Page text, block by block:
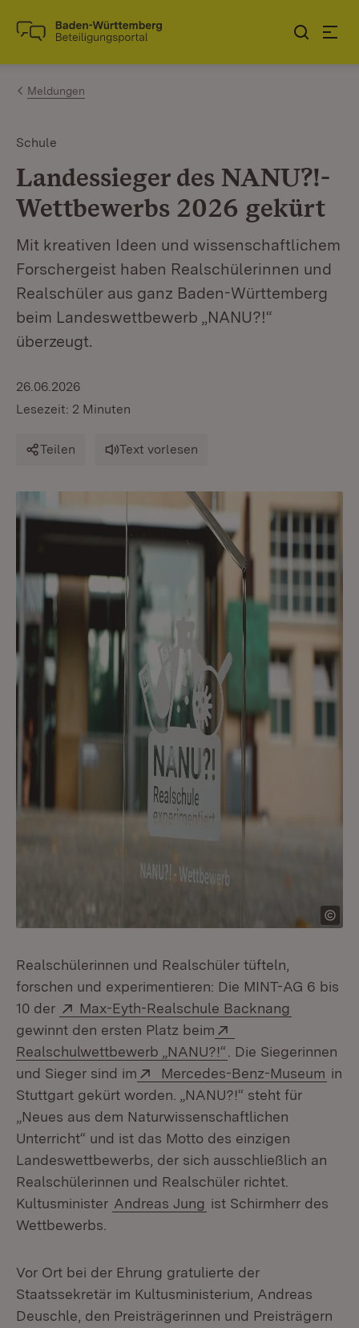
Zum Inhalt springen
Link zur Startseite
Meldungen
Schule
Landessieger des NANU?!-
Wettbewerbs 2026 gekürt
Mit kreativen Ideen und wissenschaftlichem
Forschergeist haben Realschülerinnen und
Realschüler aus ganz Baden-Württemberg
beim Landeswettbewerb „NANU?!“
überzeugt.
26.06.2026
Lesezeit: 2 Minuten
Teilen Text vorlesen
Realschülerinnen und Realschüler tüfteln,
forschen und experimentieren: Die MINT-AG 6 bis
10 der
Extern:
Max-Eyth-Realschule Backnang
gewinnt den ersten Platz beim
Realschulwettbewerb „NANU?!“ (Öffnet in neuem
. Die Siegerinnen
und Sieger sind im
Extern:
Mercedes-Benz-Museum in
Stuttgart gekürt worden. „NANU?!“ steht für
„Neues aus dem Naturwissenschaftlichen
Unterricht“ und ist das Motto des einzigen
Landeswettbewerbs, der sich ausschließlich an
Realschülerinnen und Realschüler richtet.
Kultusminister Andreas Jung ist Schirmherr des
Wettbewerbs.
Vor Ort bei der Ehrung gratulierte der
Staatssekretär im Kultusministerium, Andreas
Deuschle, den Preisträgerinnen und Preisträgern